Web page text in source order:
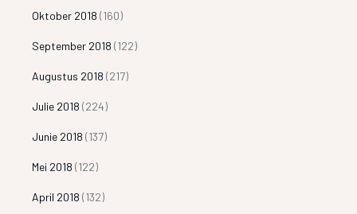
Oktober 2018 (160)
September 2018 (122)
Augustus 2018 (217)
Julie 2018 (224)
Junie 2018 (137)
Mei 2018 (122)
April 2018 (132)